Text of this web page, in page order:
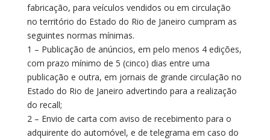
fabricação, para veículos vendidos ou em circulação
no território do Estado do Rio de Janeiro cumpram as
seguintes normas mínimas.
1 – Publicação de anúncios, em pelo menos 4 edições,
com prazo mínimo de 5 (cinco) dias entre uma
publicação e outra, em jornais de grande circulação no
Estado do Rio de Janeiro advertindo para a realização
do recall;
2 – Envio de carta com aviso de recebimento para o
adquirente do automóvel, e de telegrama em caso do